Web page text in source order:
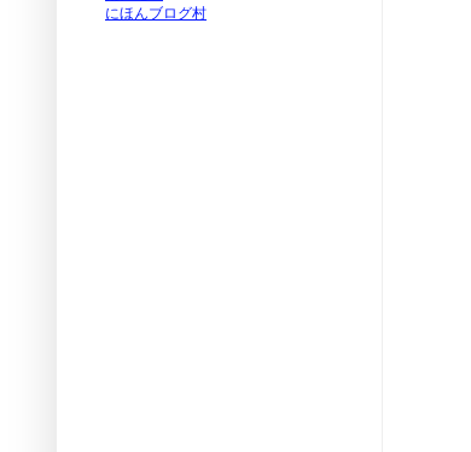
にほんブログ村